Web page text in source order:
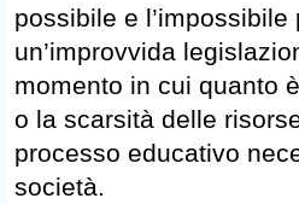
possibile e
un’improvvida
momento in cui quanto
o la scarsità delle
processo educativo
società.